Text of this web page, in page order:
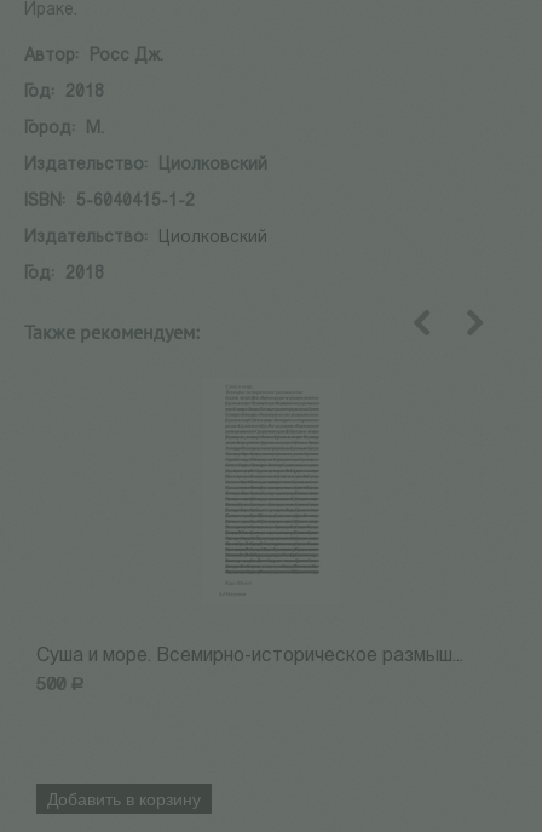
Ираке.
Автор:
Росс Дж.
Год:
2018
Город:
М.
Издательство:
Циолковский
ISBN:
5-6040415-1-2
Издательство:
Циолковский
Год:
2018
Также рекомендуем:
Суша и море. Всемирно-историческое размыш...
500 Р
Добавить в корзину